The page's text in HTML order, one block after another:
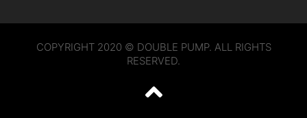
COPYRIGHT 2020 © DOUBLE PUMP. ALL RIGHTS
RESERVED.